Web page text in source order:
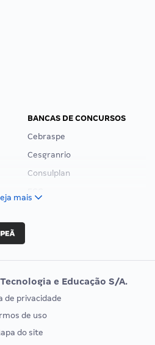
BANCAS DE CONCURSOS
Cebraspe
Cesgranrio
Consulplan
Vunesp
EXAME DE ORDEM
mais
e Educação S/A.
de privacidade
de uso
do site